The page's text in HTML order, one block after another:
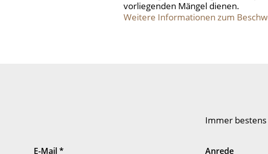
vorliegenden Mängel dienen.
Weitere Informationen zum
Immer
E-Mail* Anrede